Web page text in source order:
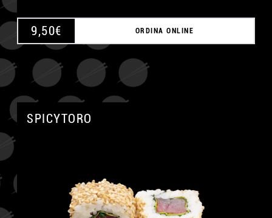
9,50€ ORDINA ONLINE
SPICYTORO